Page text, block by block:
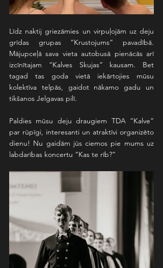
Līdz naktij griezāmies un virpuļojām uz deju
grīdas grupas “Krustojums” pavadībā.
Mājupceļā sava vieta autobusā pienācās arī
izcīnītajam “Kalves Skujas” kausam. Bet
tagad tas goda vietā iekārtojies mūsu
kolektīva telpās, gaidot nākamo gadu un
tikšanos Jelgavas pilī.
Paldies mūsu deju draugiem TDA “Kalve”
par rūpīgi, interesanti un atraktīvi organizēto
dienu! Nu gaidām jūs ciemos pie mums uz
labdarības koncertu “Kas te rīb?”